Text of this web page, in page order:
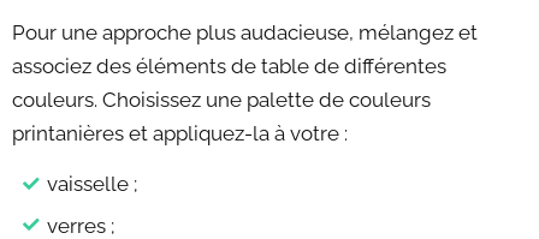
Pour une approche plus audacieuse, mélangez et
associez des éléments de table de différentes
couleurs. Choisissez une palette de couleurs
printanières et appliquez-la à votre :
vaisselle ;
verres ;